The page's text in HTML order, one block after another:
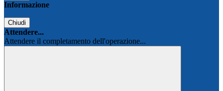
Informazione
Chiudi
Attendere...
Attendere il completamento dell'operazione...